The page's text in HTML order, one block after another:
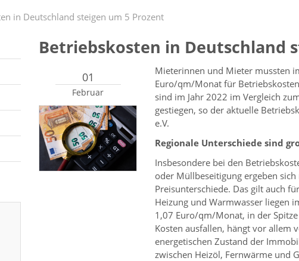
in Deutschland steigen um 5 Prozent
Betriebskosten in Deutschland
01
Februar
Mieterinnen und Mieter mussten
Euro/qm/Monat für
sind im Jahr 2022 im Vergleich
gestiegen, so der aktuelle
e.V.
Regionale Unterschiede sind
Insbesondere bei den
oder Müllbeseitigung ergeben
Preisunterschiede. Das gilt auch
Heizung und Warmwasser liegen
1,07 Euro/qm/Monat, in der
Kosten ausfallen, hängt vor allem
energetischen Zustand der
zwischen Heizöl, Fernwärme und